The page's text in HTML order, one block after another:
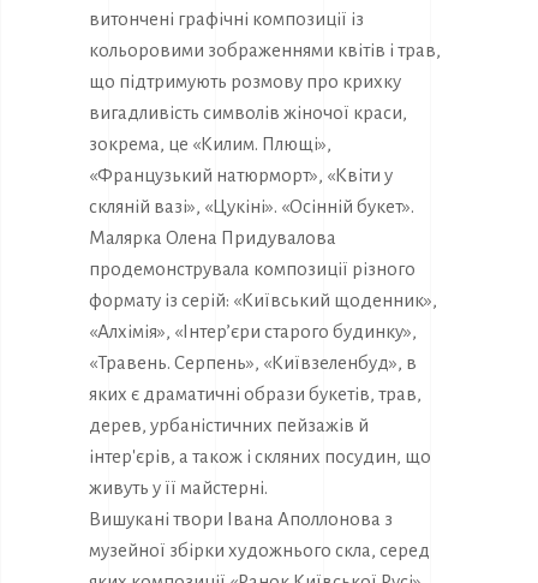
витончені графічні композиції із
кольоровими зображеннями квітів і трав,
що підтримують розмову про крихку
вигадливість символів жіночої краси,
зокрема, це «Килим. Плющі»,
«Французький натюрморт», «Квіти у
скляній вазі», «Цукіні». «Осінній букет».
Малярка Олена Придувалова
продемонструвала композиції різного
формату із серій: «Київський щоденник»,
«Алхімія», «Інтер’єри старого будинку»,
«Травень. Серпень», «Київзеленбуд», в
яких є драматичні образи букетів, трав,
дерев, урбаністичних пейзажів й
інтер'єрів, а також і скляних посудин, що
живуть у її майстерні.
Вишукані твори Івана Аполлонова з
музейної збірки художнього скла, серед